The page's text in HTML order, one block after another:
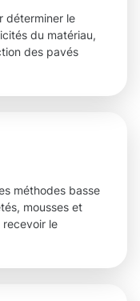
déterminer le
du matériau,
des pavés
méthodes basse
mousses et
recevoir le